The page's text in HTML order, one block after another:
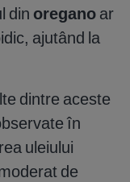
din oregano ar
ajutând la
dintre aceste
în
uleiului
de